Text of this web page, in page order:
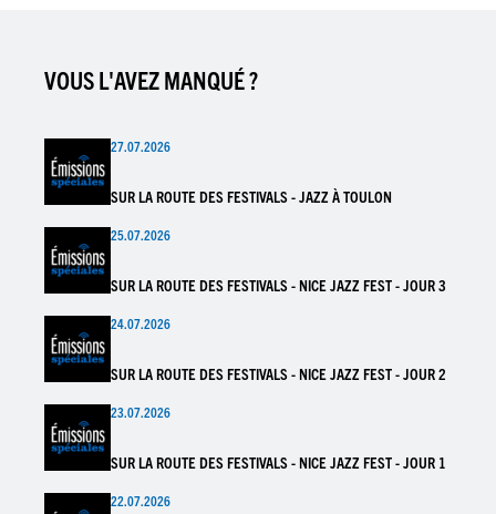
VOUS L'AVEZ MANQUÉ ?
27.07.2026
SUR LA ROUTE DES FESTIVALS - JAZZ À TOULON
25.07.2026
SUR LA ROUTE DES FESTIVALS - NICE JAZZ FEST - JOUR 3
24.07.2026
SUR LA ROUTE DES FESTIVALS - NICE JAZZ FEST - JOUR 2
23.07.2026
SUR LA ROUTE DES FESTIVALS - NICE JAZZ FEST - JOUR 1
22.07.2026